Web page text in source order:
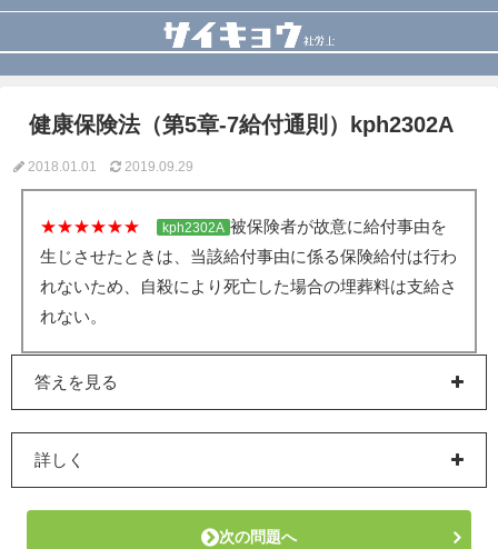
健康保険法（第5章-7給付通則）kph2302A
2018.01.01 2019.09.29
★★★★★★ kph2302A 被保険者が故意に給付事由を
生じさせたときは、当該給付事由に係る保険給付は行わ
れないため、自殺により死亡した場合の埋葬料は支給さ
れない。
答えを見る
詳しく
次の問題へ